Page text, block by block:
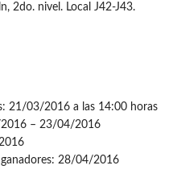
2do. nivel. Local J42-J43.
21/03/2016 a las 14:00 horas
2016 – 23/04/2016
ganadores: 28/04/2016